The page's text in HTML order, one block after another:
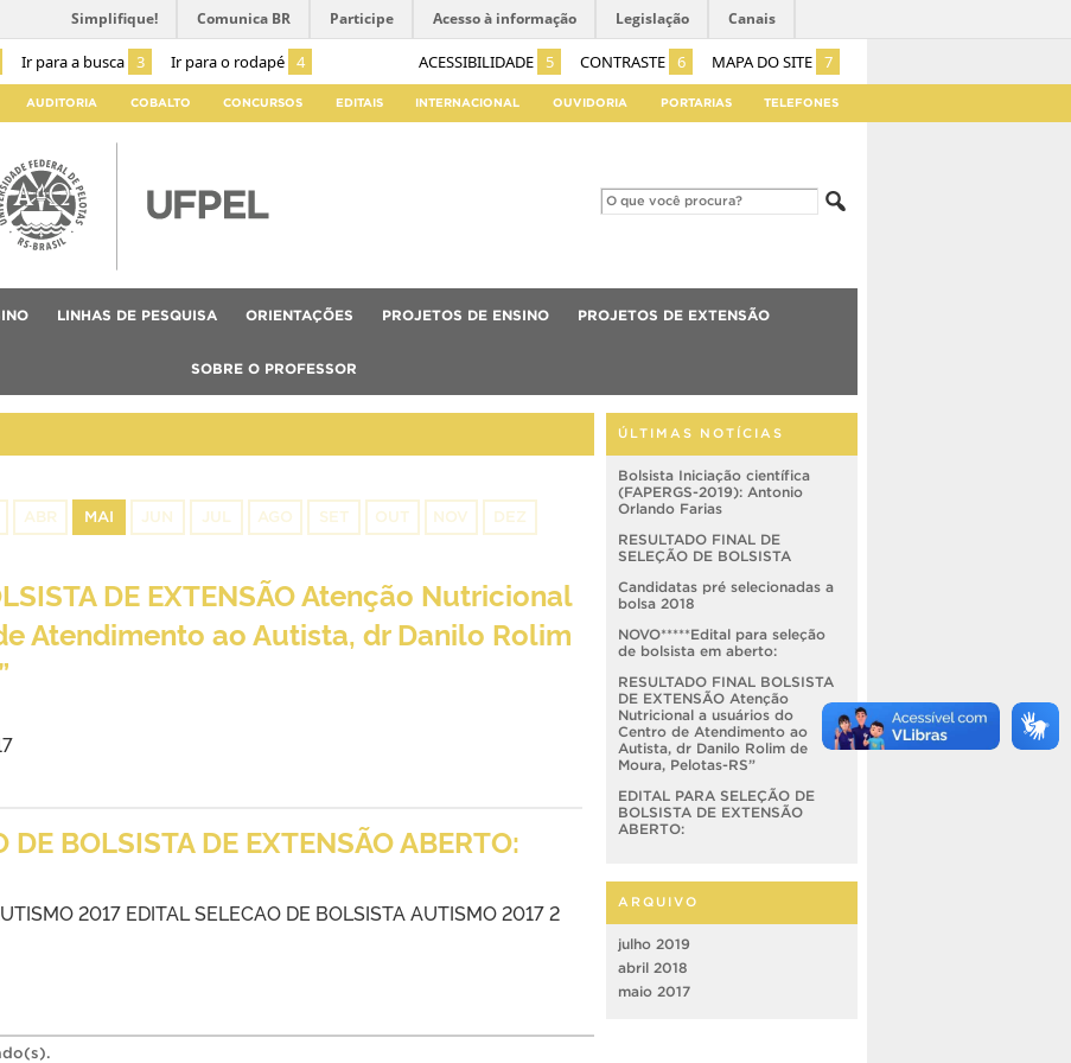
Ir para a busca 3 Ir para o rodapé 4 ACESSIBILIDADE 5 CONTRASTE 6 MAPA DO SITE 7
Simplifique! Comunica BR Participe Acesso à informação Legislação Canais
AUDITORIA COBALTO CONCURSOS EDITAIS INTERNACIONAL OUVIDORIA PORTARIAS TELEFONES
LINHAS DE PESQUISA ORIENTAÇÕES PROJETOS DE ENSINO PROJETOS DE EXTENSÃO
SOBRE O PROFESSOR
ABR MAI JUN JUL AGO SET OUT NOV DEZ
DE EXTENSÃO Atenção Nutricional
Atendimento ao Autista, dr Danilo Rolim
DE BOLSISTA DE EXTENSÃO ABERTO:
2017 EDITAL SELECAO DE BOLSISTA AUTISMO 2017 2
ÚLTIMAS NOTÍCIAS
Bolsista Iniciação científica
(FAPERGS-2019): Antonio
Orlando Farias
RESULTADO FINAL DE
SELEÇÃO DE BOLSISTA
Candidatas pré selecionadas a
bolsa 2018
NOVO*****Edital para seleção
de bolsista em aberto:
RESULTADO FINAL BOLSISTA
DE EXTENSÃO Atenção
Nutricional a usuários do
Centro de Atendimento ao
Autista, dr Danilo Rolim de
Moura, Pelotas-RS”
EDITAL PARA SELEÇÃO DE
BOLSISTA DE EXTENSÃO
ABERTO:
ARQUIVO
julho 2019
abril 2018
maio 2017